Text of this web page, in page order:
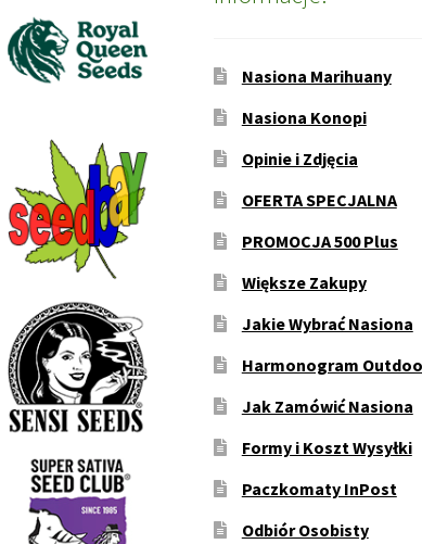
Nasiona Marihuany
Nasiona Konopi
Opinie i Zdjęcia
OFERTA SPECJALNA
PROMOCJA 500 Plus
Większe Zakupy
Jakie Wybrać Nasiona
Harmonogram
Jak Zamówić Nasiona
Formy i Koszt Wysyłki
Paczkomaty InPost
Odbiór Osobisty